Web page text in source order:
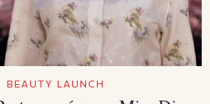
BEAUTY LAUNCH